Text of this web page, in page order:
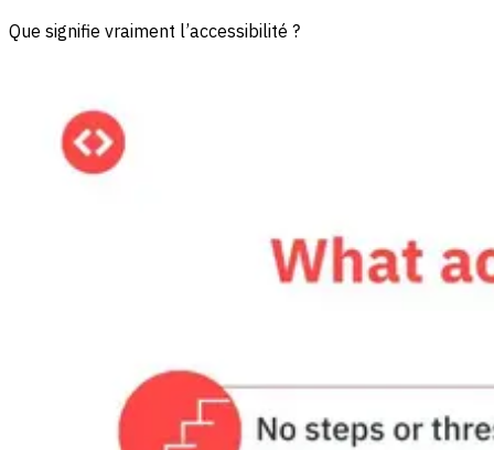
Que signifie vraiment l’accessibilité ?